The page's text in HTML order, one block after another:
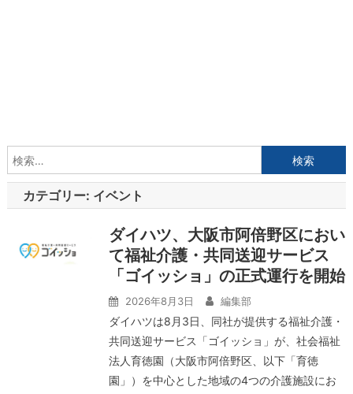
索:
カテゴリー: イベント
ダイハツ、大阪市阿倍野区におい
て福祉介護・共同送迎サービス
「ゴイッショ」の正式運行を開始
2026年8月3日 編集部
ダイハツは8月3日、同社が提供する福祉介護・
共同送迎サービス「ゴイッショ」が、社会福祉
法人育徳園（大阪市阿倍野区、以下「育徳
園」）を中心とした地域の4つの介護施設にお